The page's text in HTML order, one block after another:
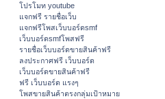
โปรโมท youtube
แจกฟรี รายชื่อเว็บ
แจกฟรีโพสเว็บบอร์ดsmf
เว็บบอร์ดsmfโพสฟรี
รายชื่อเว็บบอร์ดขายสินค้าฟรี
ลงประกาศฟรี เว็บบอร์ด
เว็บบอร์ดขายสินค้าฟรี
ฟรี เว็บบอร์ด แรงๆ
โพสขายสินค้าตรงกลุ่มเป้าหมาย